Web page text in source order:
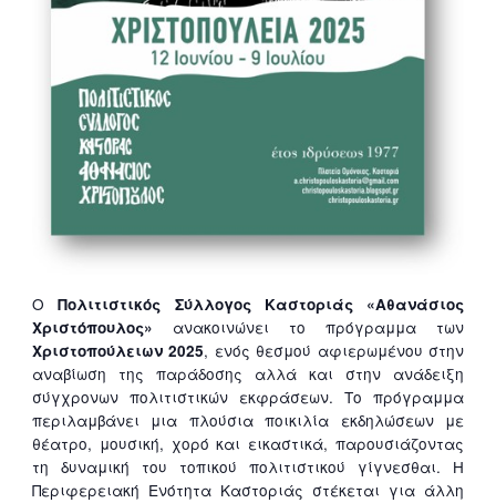
ΟΠολιτιστικός Σύλλογος Καστοριάς «Αθανάσιος
Χριστόπουλος» ανακοινώνει το πρόγραμμα των
Χριστοπούλειων 2025, ενός θεσμού αφιερωμένου στην
αναβίωση της παράδοσης αλλά και στην ανάδειξη
σύγχρονων πολιτιστικών εκφράσεων. Το πρόγραμμα
περιλαμβάνει μια πλούσια ποικιλία εκδηλώσεων με
θέατρο, μουσική, χορό και εικαστικά, παρουσιάζοντας
τη δυναμική του τοπικού πολιτιστικού γίγνεσθαι. Η
Περιφερειακή Ενότητα Καστοριάς στέκεται για άλλη